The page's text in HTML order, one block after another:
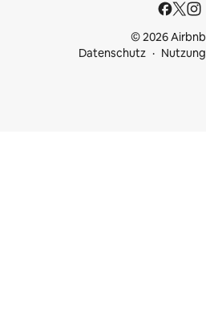
© 2026
Datenschutz